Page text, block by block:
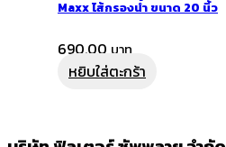
Maxx ไส้กรองน้ำ ขนาด 20 นิ้ว
690.00
หยิบใส่ตะกร้า